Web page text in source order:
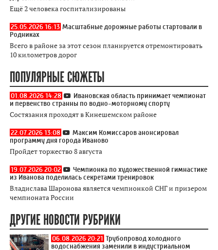
Ещё 2 человека госпитализированы
25.05.2026 16:13 Масштабные дорожные работы стартовали в
Родниках
Всего в районе за этот сезон планируется отремонтировать
10 километров дорог
ПОПУЛЯРНЫЕ СЮЖЕТЫ
01.08.2026 14:28
Ивановская область принимает чемпионат
и первенство странны по водно-моторному спорту
Состязания проходят в Кинешемском районе
22.07.2026 13:08
Максим Комиссаров анонсировал
программу дня города Иваново
Пройдет торжество 8 августа
19.07.2026 20:02
Чемпионка по художественной гимнастике
из Иванова поделилась секретами тренировок
Владислава Шаронова является чемпионкой СНГ и призером
чемпионата России
ДРУГИЕ НОВОСТИ РУБРИКИ
06.08.2026 20:21 Трубопровод холодного
водоснабжения заменили в индустриальном